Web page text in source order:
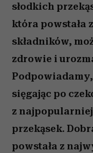
słodkich
która powstała
składników,
zdrowie i
sięgając po
z
przekąsek.
powstała z